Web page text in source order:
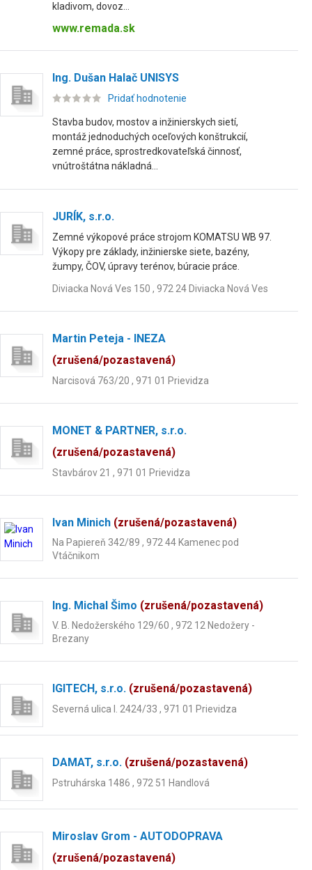
kladivom, dovoz...
www.remada.sk
Ing. Dušan Halač UNISYS
Pridať hodnotenie
Stavba budov, mostov a inžinierskych sietí,
montáž jednoduchých oceľových konštrukcií,
zemné práce, sprostredkovateľská činnosť,
vnútroštátna nákladná...
JURÍK, s.r.o.
Zemné výkopové práce strojom KOMATSU WB 97.
Výkopy pre základy, inžinierske siete, bazény,
žumpy, ČOV, úpravy terénov, búracie práce.
Diviacka Nová Ves 150 , 972 24 Diviacka Nová Ves
Martin Peteja - INEZA
(zrušená/pozastavená)
Narcisová 763/20 , 971 01 Prievidza
MONET & PARTNER, s.r.o.
(zrušená/pozastavená)
Stavbárov 21 , 971 01 Prievidza
Ivan Minich (zrušená/pozastavená)
Na Papiereň 342/89 , 972 44 Kamenec pod
Vtáčnikom
Ing. Michal Šimo (zrušená/pozastavená)
V. B. Nedožerského 129/60 , 972 12 Nedožery -
Brezany
IGITECH, s.r.o. (zrušená/pozastavená)
Severná ulica I. 2424/33 , 971 01 Prievidza
DAMAT, s.r.o. (zrušená/pozastavená)
Pstruhárska 1486 , 972 51 Handlová
Miroslav Grom - AUTODOPRAVA
(zrušená/pozastavená)